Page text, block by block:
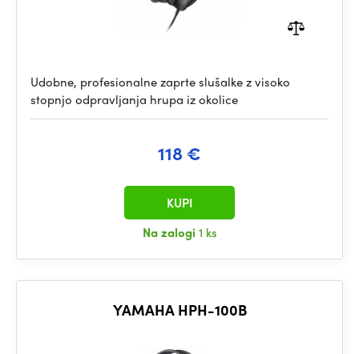
Udobne, profesionalne zaprte slušalke z visoko
stopnjo odpravljanja hrupa iz okolice
118 €
Na zalogi 1 ks
KUPI
YAMAHA HPH-100B